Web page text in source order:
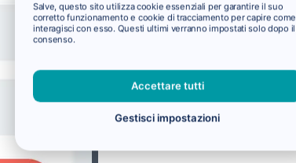
Salve, questo sito utilizza cookie essenziali per garantire il suo
corretto funzionamento e cookie di tracciamento per capire come
interagisci con esso. Questi ultimi verranno impostati solo dopo il
consenso.
Accettare tutti
Gestisci impostazioni